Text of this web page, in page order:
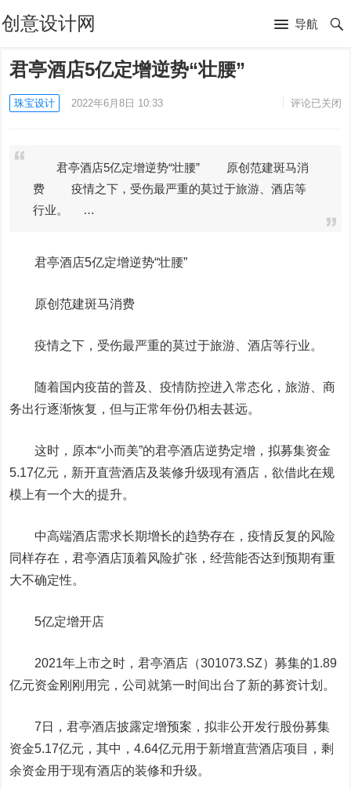
创意设计网 导航
君亭酒店5亿定增逆势“壮腰”
珠宝设计 2022年6月8日 10:33 评论已关闭
君亭酒店5亿定增逆势“壮腰” 原创范建斑马消
费 疫情之下，受伤最严重的莫过于旅游、酒店等
行业。 …
君亭酒店5亿定增逆势“壮腰”
原创范建斑马消费
疫情之下，受伤最严重的莫过于旅游、酒店等行业。
随着国内疫苗的普及、疫情防控进入常态化，旅游、商
务出行逐渐恢复，但与正常年份仍相去甚远。
这时，原本“小而美”的君亭酒店逆势定增，拟募集资金
5.17亿元，新开直营酒店及装修升级现有酒店，欲借此在规
模上有一个大的提升。
中高端酒店需求长期增长的趋势存在，疫情反复的风险
同样存在，君亭酒店顶着风险扩张，经营能否达到预期有重
大不确定性。
5亿定增开店
2021年上市之时，君亭酒店（301073.SZ）募集的1.89
亿元资金刚刚用完，公司就第一时间出台了新的募资计划。
7日，君亭酒店披露定增预案，拟非公开发行股份募集
资金5.17亿元，其中，4.64亿元用于新增直营酒店项目，剩
余资金用于现有酒店的装修和升级。